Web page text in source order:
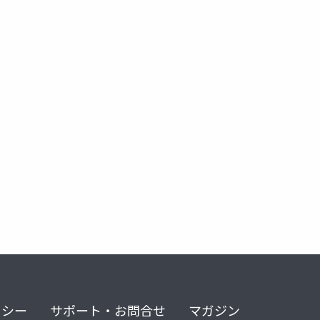
ー サポート・お問合せ マガジン